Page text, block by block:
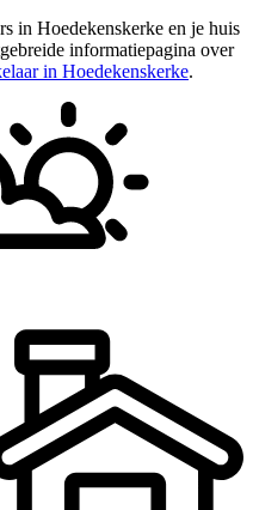
in Hoedekenskerke en je huis
informatiepagina over
in Hoedekenskerke.